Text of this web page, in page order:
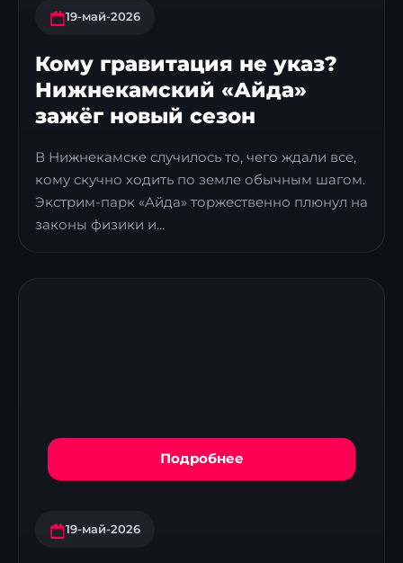
19-май-2026
Кому гравитация не указ?
Нижнекамский «Айда»
зажёг новый сезон
В Нижнекамске случилось то, чего ждали все,
кому скучно ходить по земле обычным шагом.
Экстрим-парк «Айда» торжественно плюнул на
законы физики и...
Подробнее
19-май-2026